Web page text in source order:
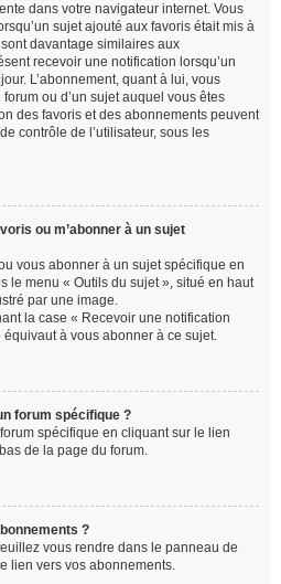
dans votre navigateur internet. Vous
sujet ajouté aux favoris était mis à
davantage similaires aux
recevoir une notification lorsqu’un
L’abonnement, quant à lui, vous
ou d’un sujet auquel vous êtes
des favoris et des abonnements peuvent
contrôle de l’utilisateur, sous les
ou m’abonner à un sujet
vous abonner à un sujet spécifique en
le menu « Outils du sujet », situé en haut
par une image.
la case « Recevoir une notification
équivaut à vous abonner à ce sujet.
forum spécifique ?
spécifique en cliquant sur le lien
de la page du forum.
?
vous rendre dans le panneau de
lien vers vos abonnements.